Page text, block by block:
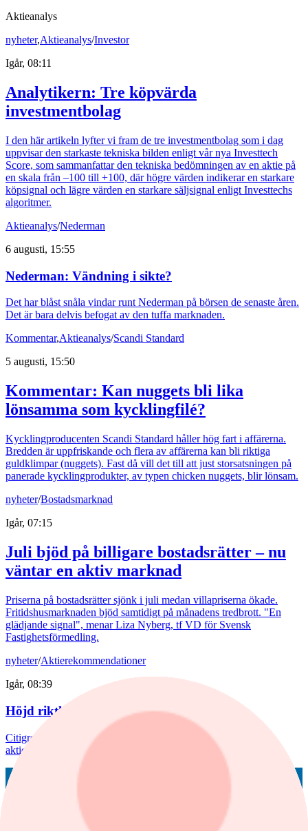
Aktieanalys
nyheter,Aktieanalys/Investor
Igår, 08:11
Analytikern: Tre köpvärda
investmentbolag
I den här artikeln lyfter vi fram de tre investmentbolag som i dag
uppvisar den starkaste tekniska bilden enligt vår nya Investtech
Score, som sammanfattar den tekniska bedömningen av en aktie på
en skala från –100 till +100, där högre värden indikerar en starkare
köpsignal och lägre värden en starkare säljsignal enligt Investtechs
algoritmer.
Aktieanalys/Nederman
6 augusti, 15:55
Nederman: Vändning i sikte?
Det har blåst snåla vindar runt Nederman på börsen de senaste åren.
Det är bara delvis befogat av den tuffa marknaden.
Kommentar,Aktieanalys/Scandi Standard
5 augusti, 15:50
Kommentar: Kan nuggets bli lika
lönsamma som kycklingfilé?
Kycklingproducenten Scandi Standard håller hög fart i affärerna.
Bredden är uppfriskande och flera av affärerna kan bli riktiga
guldklimpar (nuggets). Fast då vill det till att just storsatsningen på
panerade kycklingprodukter, av typen chicken nuggets, blir lönsam.
nyheter/Bostadsmarknad
Igår, 07:15
Juli bjöd på billigare bostadsrätter – nu
väntar en aktiv marknad
Priserna på bostadsrätter sjönk i juli medan villapriserna ökade.
Fritidshusmarknaden bjöd samtidigt på månadens tredbrott. "En
glädjande signal", menar Liza Nyberg, tf VD för Svensk
Fastighetsförmedling.
nyheter/Aktierekommendationer
Igår, 08:39
Höjd riktkurs för Nibe
Citigroup sänker riktkursen för Novo Nordisk. Här är dagens
aktierekommendationer.